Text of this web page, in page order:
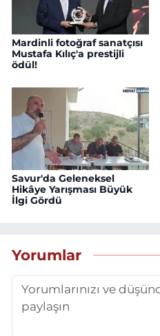
Mardinli fotoğraf sanatçısı
Mustafa Kılıç'a prestijli
ödül!
Savur'da Geleneksel
Hikâye Yarışması Büyük
İlgi Gördü
Yorumlar